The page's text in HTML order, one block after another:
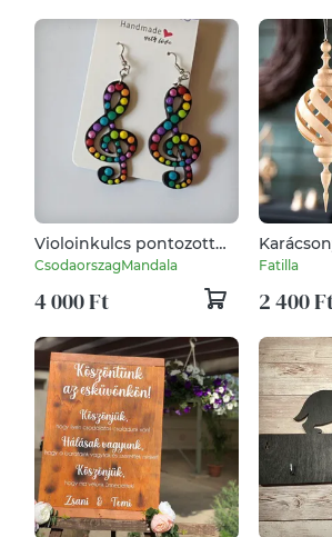
Violoinkulcs pontozott
fülbevaló
CsodaorszagMandala
4 000 Ft
gömb –
Fatilla
2 400